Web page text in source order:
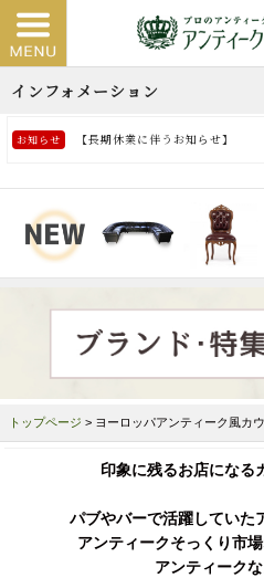
トップページ > ヨーロッパアンティーク風カ
印象に残るお店になる
パブやバーで活躍していた
アンティークそっくり市
アンティーク